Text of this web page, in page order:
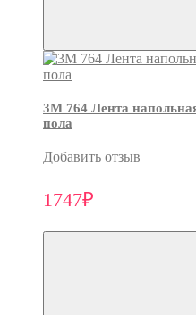
3M 764 Лента
пола
Добавить отзыв
1747₽